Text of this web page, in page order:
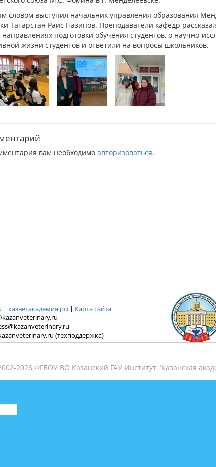
словом выступил начальник управления образования
Татарстан Раис Назипов. Преподаватели кафедр
подготовки обучения студентов, о научно-
жизни студентов и ответили на вопросы школьников.
вам необходимо авторизоваться.
| казветакадемия.рф | Карта сайта
(техподдержка)
2026 ФГБОУ ВО Казанский ГАУ Институт "Казанская